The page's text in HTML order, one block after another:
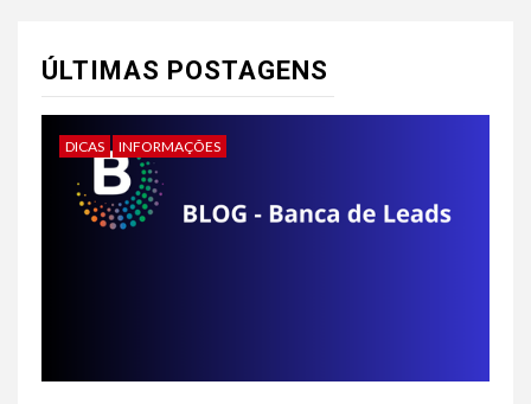
ÚLTIMAS POSTAGENS
DICAS INFORMAÇÕES